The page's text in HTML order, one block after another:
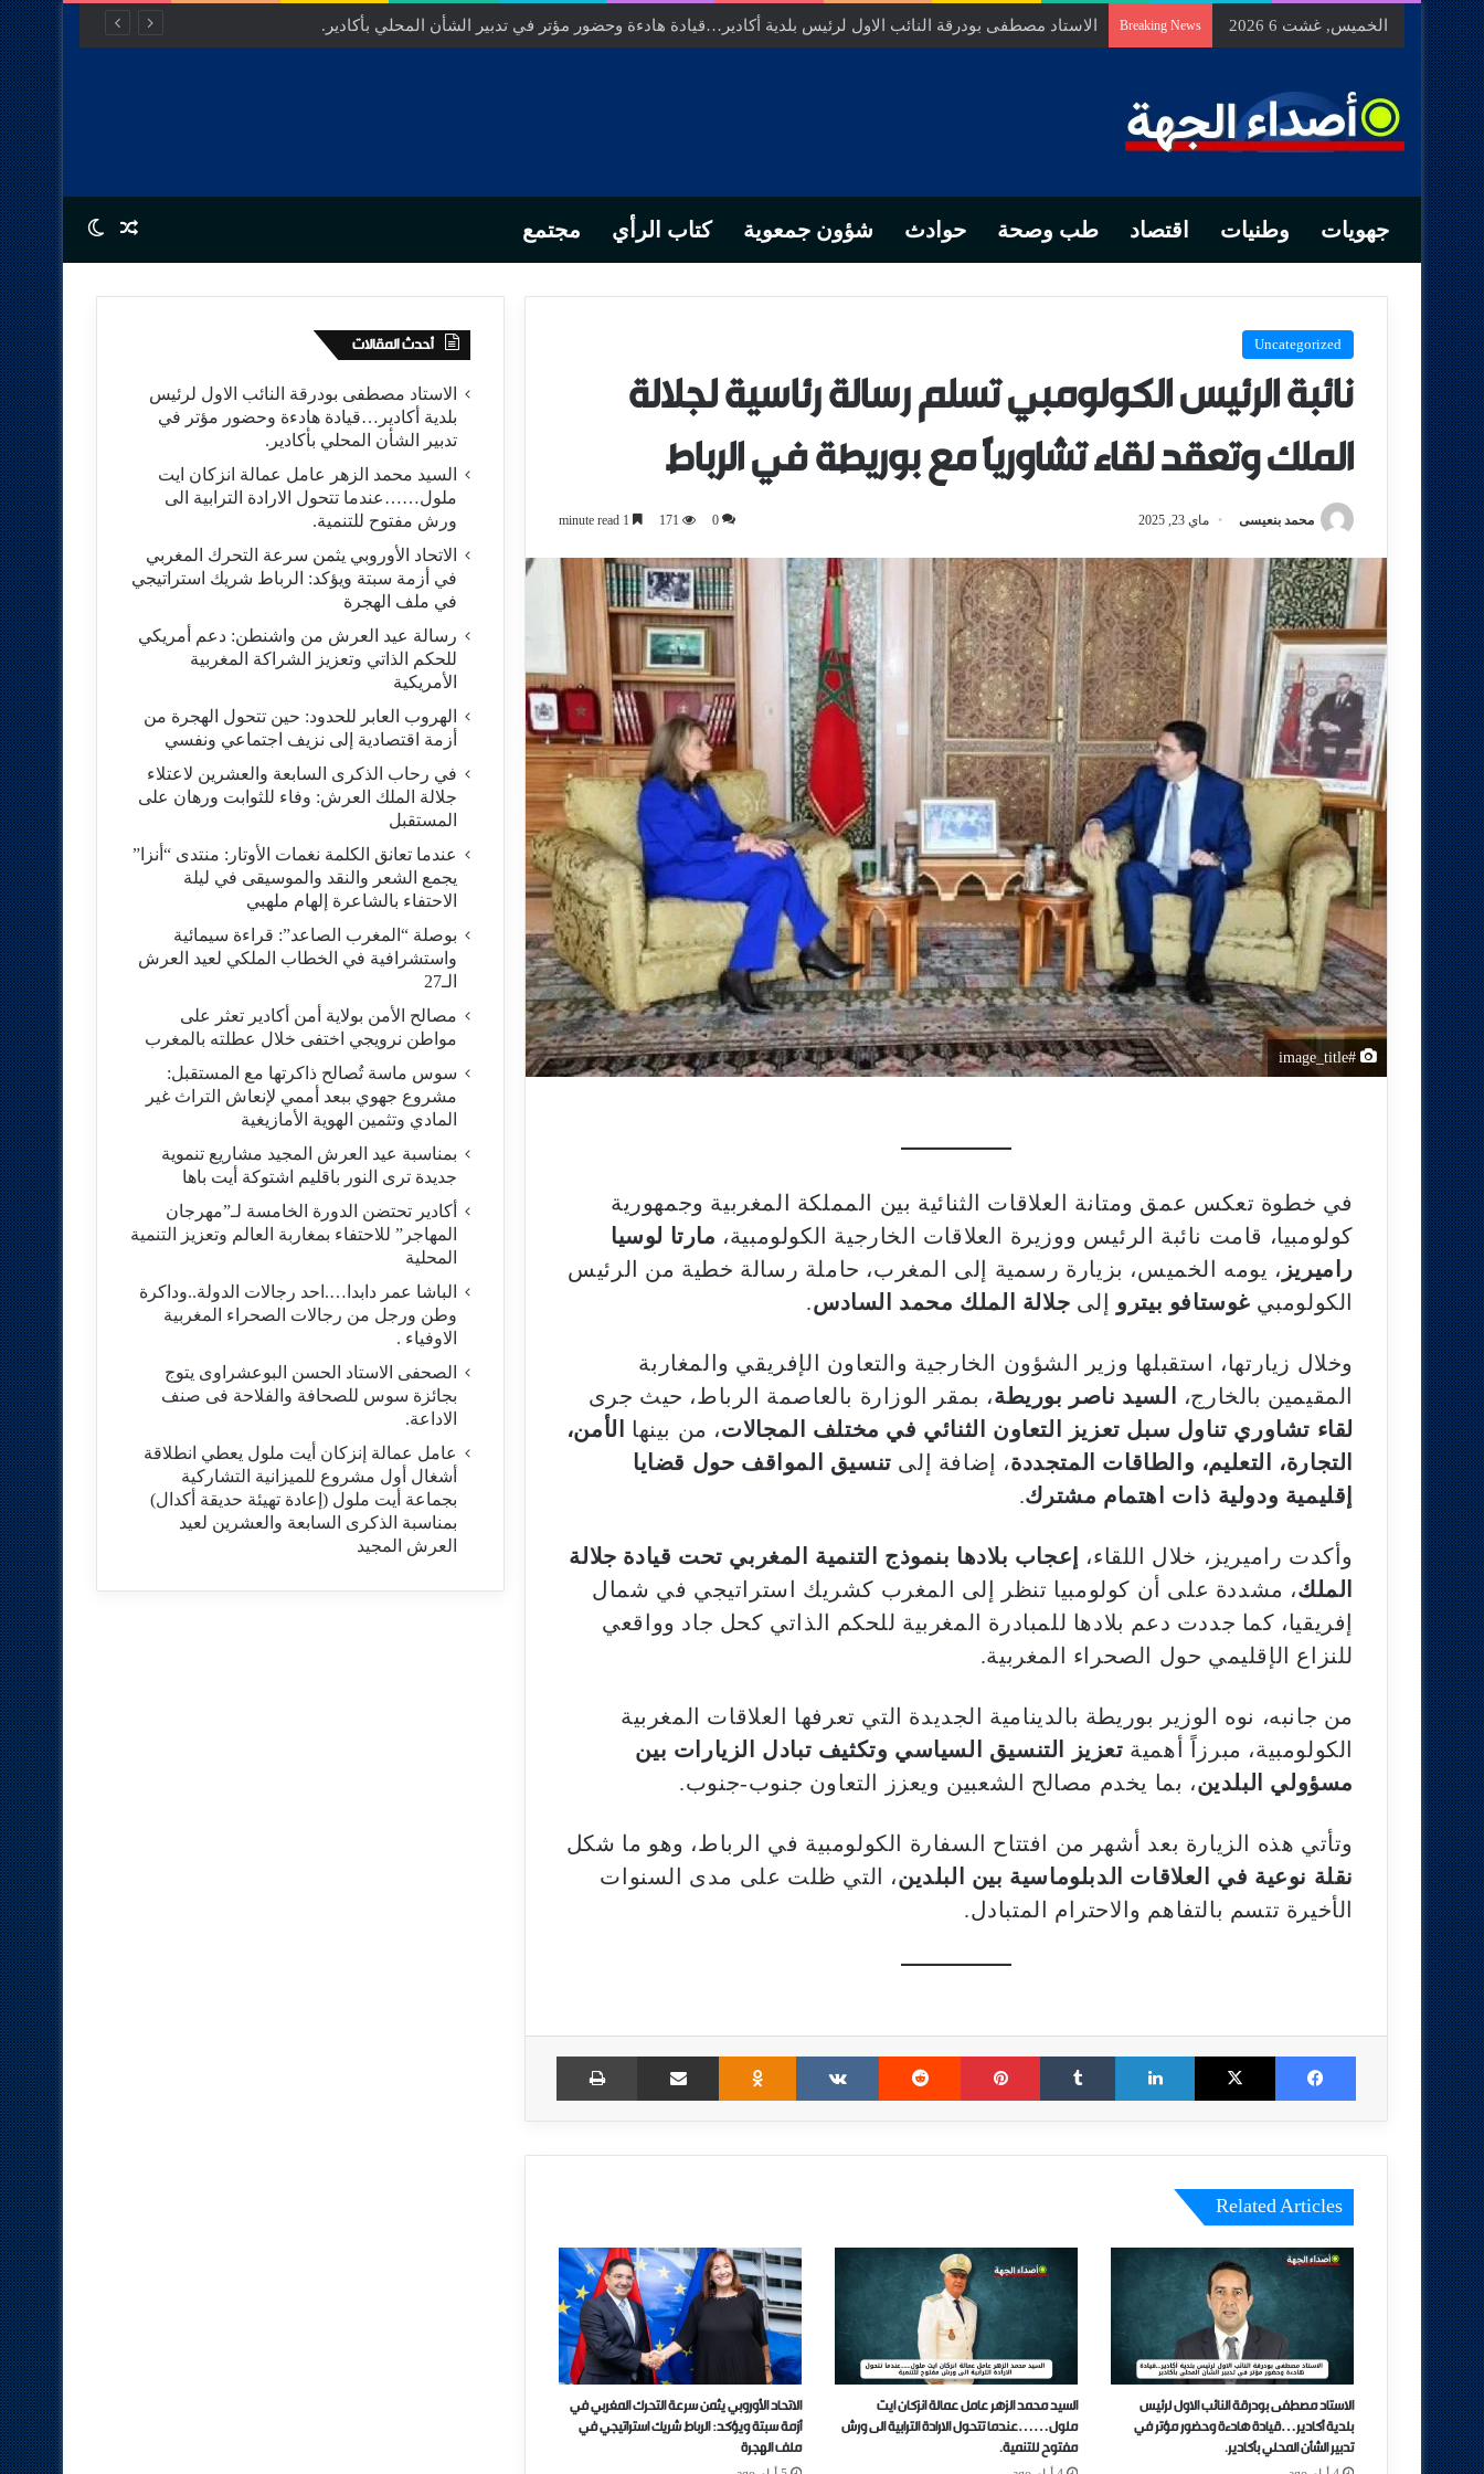
الخميس, غشت 6 2026 Breaking News الاستاد مصطفى بودرقة النائب الاول لرئيس بلدية أكادير…قيادة هادءة وحضور مؤتر في تدبير الشأن المحلي بأكادير.
جهويات وطنيات اقتصاد طب وصحة حوادث شؤون جمعوية كتاب الرأي مجتمع Random Article
Switch skin
Uncategorized
نائبة الرئيس الكولومبي تسلم رسالة رئاسية لجلالة
الملك وتعقد لقاء تشاورياً مع بوريطة في الرباط
محمد بنعيسى ماي 23, 2025 0
171
#image_title
في خطوة تعكس عمق ومتانة العلاقات الثنائية بين المملكة المغربية وجمهورية
كولومبيا، قامت نائبة الرئيس ووزيرة العلاقات الخارجية الكولومبية، مارتا لوسيا
راميريز ، يومه الخميس، بزيارة رسمية إلى المغرب، حاملة رسالة خطية من الرئيس
الكولومبي غوستافو بيترو إلى جلالة الملك محمد السادس.
وخلال زيارتها، استقبلها وزير الشؤون الخارجية والتعاون الإفريقي والمغاربة
المقيمين بالخارج،
السيد ناصر بوريطة، بمقر الوزارة بالعاصمة الرباط، حيث جرى
لقاء تشاوري تناول سبل تعزيز التعاون الثنائي في مختلف المجالات، من بينها
الأمن،
التجارة، التعليم، والطاقات المتجددة، إضافة إلى تنسيق المواقف حول قضايا
إقليمية ودولية ذات اهتمام مشترك.
وأكدت راميريز، خلال اللقاء،
إعجاب بلادها بنموذج التنمية المغربي تحت قيادة جلالة
الملك، مشددة على أن كولومبيا تنظر إلى المغرب كشريك استراتيجي في شمال
إفريقيا، كما جددت دعم بلادها للمبادرة المغربية للحكم الذاتي كحل جاد وواقعي
للنزاع الإقليمي حول الصحراء المغربية.
من جانبه، نوه الوزير بوريطة بالدينامية الجديدة التي تعرفها العلاقات المغربية
الكولومبية، مبرزاً أهمية تعزيز التنسيق السياسي وتكثيف تبادل الزيارات بين
مسؤولي البلدين، بما يخدم مصالح الشعبين ويعزز التعاون جنوب-جنوب.
وتأتي هذه الزيارة بعد أشهر من افتتاح السفارة الكولومبية في الرباط، وهو ما شكل
نقلة نوعية في العلاقات الدبلوماسية بين البلدين، التي ظلت على مدى السنوات
الأخيرة تتسم بالتفاهم والاحترام المتبادل.
Facebook
X
LinkedIn
Tumblr
Pinterest
Reddit
VKontakte
Odnoklassniki
Share via Email
Print
Related Articles
الاستاد مصطفى بودرقة النائب الاول لرئيس
بلدية أكادير…قيادة هادءة وحضور مؤتر في
تدبير الشأن المحلي بأكادير.
السيد محمد الزهر عامل عمالة انزكان ايت
ملول……عندما تتحول الارادة الترابية الى ورش
مفتوح للتنمية.
الاتحاد الأوروبي يثمن سرعة التحرك المغربي في
أزمة سبتة ويؤكد: الرباط شريك استراتيجي في
ملف الهجرة
أحدث المقالات
الاستاد مصطفى بودرقة النائب الاول لرئيس
بلدية أكادير…قيادة هادءة وحضور مؤتر في
تدبير الشأن المحلي بأكادير.
السيد محمد الزهر عامل عمالة انزكان ايت
ملول……عندما تتحول الارادة الترابية الى
ورش مفتوح للتنمية.
الاتحاد الأوروبي يثمن سرعة التحرك المغربي
في أزمة سبتة ويؤكد: الرباط شريك استراتيجي
في ملف الهجرة
رسالة عيد العرش من واشنطن: دعم أمريكي
للحكم الذاتي وتعزيز الشراكة المغربية
الأمريكية
​الهروب العابر للحدود: حين تتحول الهجرة من
أزمة اقتصادية إلى نزيف اجتماعي ونفسي
في رحاب الذكرى السابعة والعشرين لاعتلاء
جلالة الملك العرش: وفاء للثوابت ورهان على
المستقبل
​عندما تعانق الكلمة نغمات الأوتار: منتدى “أنزا”
يجمع الشعر والنقد والموسيقى في ليلة
الاحتفاء بالشاعرة إلهام ملهبي
بوصلة “المغرب الصاعد”: قراءة سيمائية
واستشرافية في الخطاب الملكي لعيد العرش
الـ27
مصالح الأمن بولاية أمن أكادير تعثر على
مواطن نرويجي اختفى خلال عطلته بالمغرب
سوس ماسة تُصالح ذاكرتها مع المستقبل:
مشروع جهوي ببعد أممي لإنعاش التراث غير
المادي وتثمين الهوية الأمازيغية
بمناسبة عيد العرش المجيد مشاريع تنموية
جديدة ترى النور باقليم اشتوكة أيت باها
أكادير تحتضن الدورة الخامسة لـ”مهرجان
المهاجر” للاحتفاء بمغاربة العالم وتعزيز التنمية
المحلية
الباشا عمر دابدا….احد رجالات الدولة..وداكرة
وطن ورجل من رجالات الصحراء المغربية
الاوفياء .
الصحفى الاستاد الحسن البوعشراوى يتوج
بجائزة سوس للصحافة والفلاحة فى صنف
الاداعة.
عامل عمالة إنزكان أيت ملول يعطي انطلاقة
أشغال أول مشروع للميزانية التشاركية
بجماعة أيت ملول (إعادة تهيئة حديقة أكدال)
بمناسبة الذكرى السابعة والعشرين لعيد
العرش المجيد